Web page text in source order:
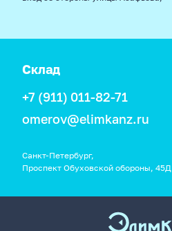
Склад
+7 (911) 011-82-71
omerov@elimkanz.ru
Санкт-Петербург,
Проспект Обуховской обороны, 45Д